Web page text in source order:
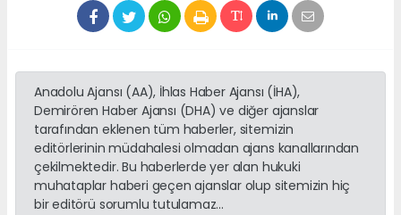
Anadolu Ajansı (AA), İhlas Haber Ajansı (İHA),
Demirören Haber Ajansı (DHA) ve diğer ajanslar
tarafından eklenen tüm haberler, sitemizin
editörlerinin müdahalesi olmadan ajans kanallarından
çekilmektedir. Bu haberlerde yer alan hukuki
muhataplar haberi geçen ajanslar olup sitemizin hiç
bir editörü sorumlu tutulamaz...